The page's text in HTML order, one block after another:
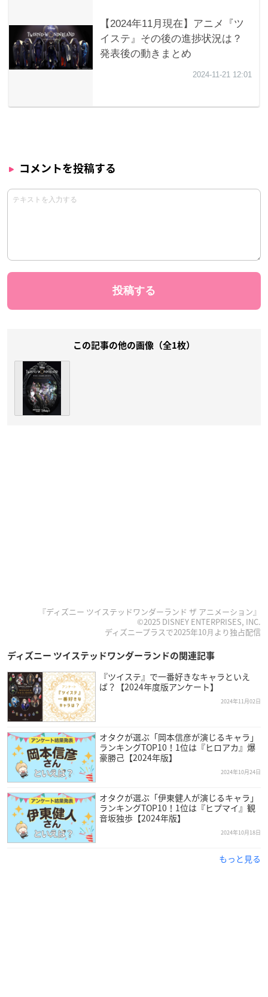
コメントを投稿する
この記事の他の画像（全1枚）
『ディズニー ツイステッドワンダーランド ザ アニメーション』
©2025 DISNEY ENTERPRISES, INC.
ディズニープラスで2025年10⽉より独占配信
ディズニー ツイステッドワンダーランドの関連記事
『ツイステ』で一番好きなキャラといえ
ば？【2024年度版アンケート】
2024年11月02日
オタクが選ぶ「岡本信彦が演じるキャラ」
ランキングTOP10！1位は『ヒロアカ』爆
豪勝己【2024年版】
2024年10月24日
オタクが選ぶ「伊東健人が演じるキャラ」
ランキングTOP10！1位は『ヒプマイ』観
音坂独歩【2024年版】
2024年10月18日
もっと見る